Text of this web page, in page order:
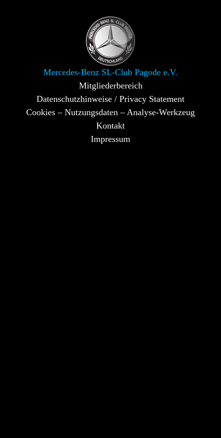
Mercedes-Benz SL-Club Pagode e.V.
Mitgliederbereich
Datenschutzhinweise / Privacy Statement
Cookies – Nutzungsdaten – Analyse-Werkzeug
Kontakt
Impressum